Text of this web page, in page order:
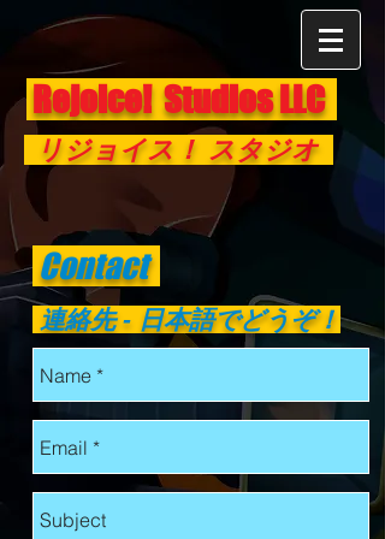
Rejoice! Studios LLC
リジョイス！ スタジオ
Contact
連絡先 - 日本語でどうぞ！